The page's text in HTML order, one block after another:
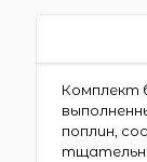
Комплект
поплин,